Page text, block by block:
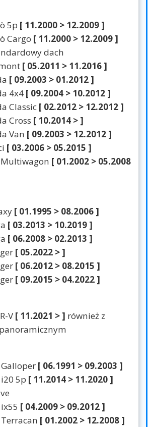
5p [ 11.2000 > 12.2009 ]
Cargo [ 11.2000 > 12.2009 ]
dach
[ 05.2011 > 11.2016 ]
[ 09.2003 > 01.2012 ]
4x4 [ 09.2004 > 10.2012 ]
Classic [ 02.2012 > 12.2012 ]
Cross [ 10.2014 > ]
Van [ 09.2003 > 12.2012 ]
[ 03.2006 > 05.2015 ]
[ 01.2002 > 05.2008
[ 01.1995 > 08.2006 ]
[ 03.2013 > 10.2019 ]
[ 06.2008 > 02.2013 ]
[ 05.2022 > ]
[ 06.2012 > 08.2015 ]
[ 09.2015 > 04.2022 ]
V [ 11.2021 > ] również z
[ 06.1991 > 09.2003 ]
5p [ 11.2014 > 11.2020 ]
[ 04.2009 > 09.2012 ]
[ 01.2002 > 12.2008 ]